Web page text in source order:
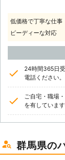
低価格で丁寧な仕事
ピーディーな対応
24時間365日
電話ください。
ご自宅・職場
を有していま
群馬県の